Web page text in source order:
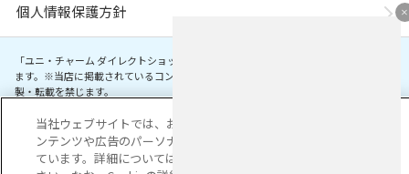
個人情報保護方針
Copyright© Unicharm Corporation
「ユニ・チャーム ダイレクトショップ」は、ユニ・チャーム株式会社が運営してい
ます。※当店に掲載されているコンテンツは、事前の許可が無い限り無断使用・複
製・転載を禁じます。
当社ウェブサイトでは、お客様の利便性を向上するため、コ
ンテンツや広告のパーソナライズ化のためにCookieを使用し
ています。詳細については